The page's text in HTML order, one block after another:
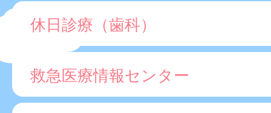
休日診療（歯科）
救急医療情報センター